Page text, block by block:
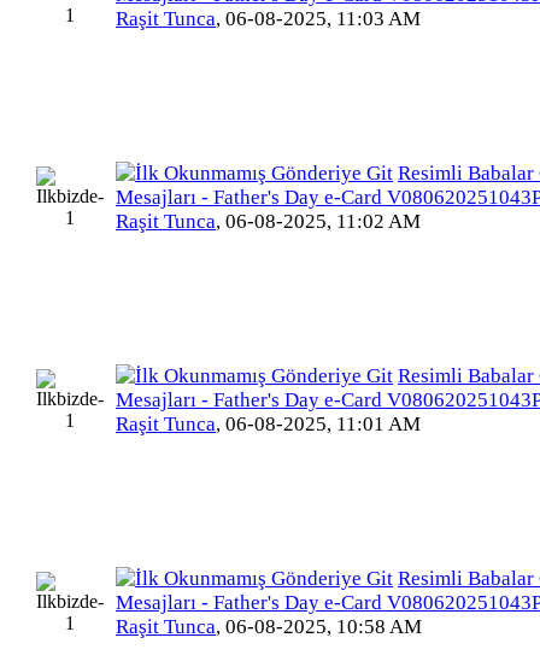
Raşit Tunca, 06-08-2025, 11:03 AM
Resimli Babalar
Mesajları - Father's Day e-Card
Raşit Tunca, 06-08-2025, 11:02 AM
Resimli Babalar
Mesajları - Father's Day e-Card
Raşit Tunca, 06-08-2025, 11:01 AM
Resimli Babalar
Mesajları - Father's Day e-Card
Raşit Tunca, 06-08-2025, 10:58 AM